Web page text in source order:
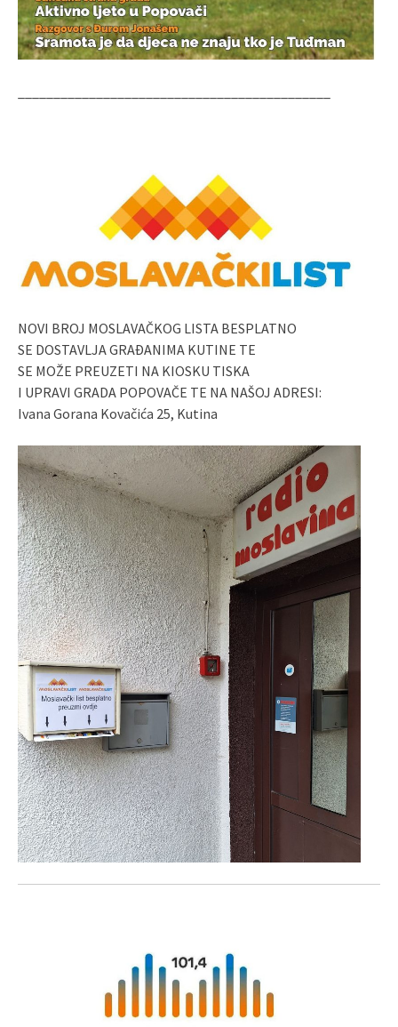
NOVI BROJ MOSLAVAČKOG LISTA BESPLATNO
SE DOSTAVLJA GRAĐANIMA KUTINE TE
SE MOŽE PREUZETI NA KIOSKU TISKA
I UPRAVI GRADA POPOVAČE TE NA NAŠOJ ADRESI:
Ivana Gorana Kovačića 25, Kutina